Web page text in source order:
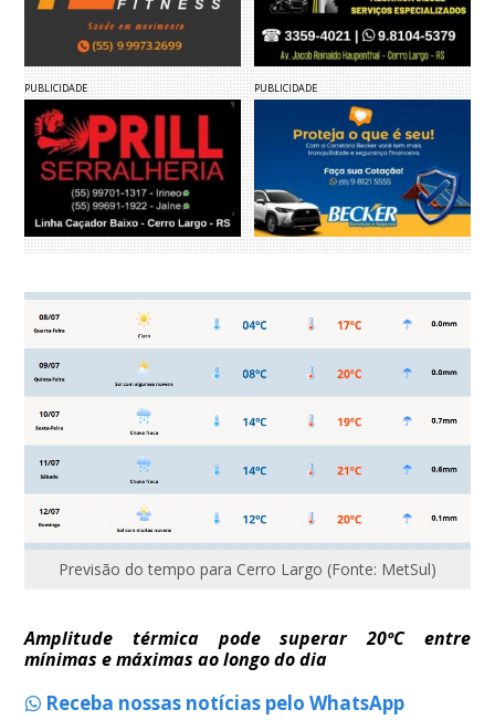
PUBLICIDADE PUBLICIDADE
Previsão do tempo para Cerro Largo (Fonte: MetSul)
Amplitude térmica pode superar 20ºC entre
mínimas e máximas ao longo do dia
Receba nossas notícias pelo WhatsApp